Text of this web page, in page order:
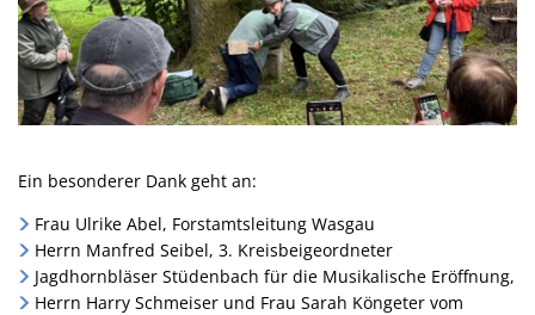
Ein besonderer Dank geht an:
Frau Ulrike Abel, Forstamtsleitung Wasgau
Herrn Manfred Seibel, 3. Kreisbeigeordneter
Jagdhornbläser Stüdenbach für die Musikalische Eröffnung,
Herrn Harry Schmeiser und Frau Sarah Köngeter vom